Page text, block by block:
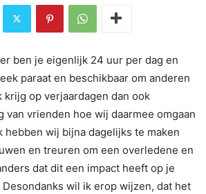
ben je eigenlijk 24 uur per dag en
paraat en beschikbaar om anderen
krijg op verjaardagen dan ook
van vrienden hoe wij daarmee omgaan
hebben wij bijna dagelijks te maken
en treuren om een overledene en
dat dit een impact heeft op je
wil ik erop wijzen, dat het